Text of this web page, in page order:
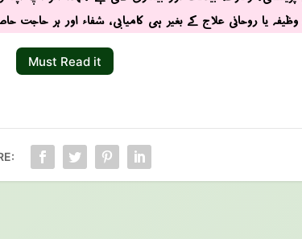
یا روحانی علاج کے بغیر ہی کامیابی ، شفاء اور ہر حاجت
Must Read it